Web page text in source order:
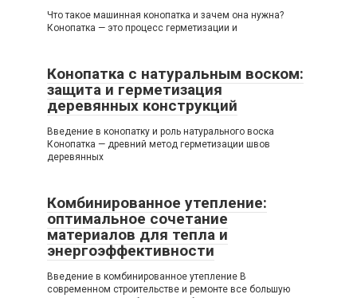
Что такое машинная конопатка и зачем она нужна?
Конопатка — это процесс герметизации и
Конопатка с натуральным воском:
защита и герметизация
деревянных конструкций
Введение в конопатку и роль натурального воска
Конопатка — древний метод герметизации швов
деревянных
Комбинированное утепление:
оптимальное сочетание
материалов для тепла и
энергоэффективности
Введение в комбинированное утепление В
современном строительстве и ремонте все большую